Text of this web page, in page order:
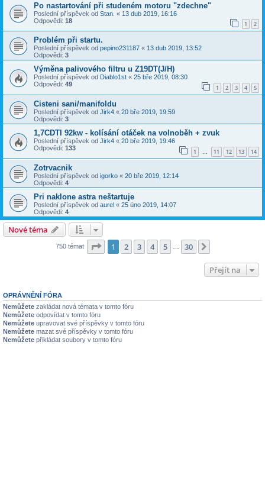
Po nastartování při studeném motoru "zdechne"
Poslední příspěvek od Stan. « 13 dub 2019, 16:16
Odpovědi: 18 1 2
Problém při startu.
Poslední příspěvek od pepino231187 « 13 dub 2019, 13:52
Odpovědi: 3
Výměna palivového filtru u Z19DT(J/H)
Poslední příspěvek od Diablo1st « 25 bře 2019, 08:30
Odpovědi: 49 1 2 3 4 5
Cisteni sani/manifoldu
Poslední příspěvek od Jirk4 « 20 bře 2019, 19:59
Odpovědi: 3
1,7CDTI 92kw - kolísání otáček na volnoběh + zvuk
Poslední příspěvek od Jirk4 « 20 bře 2019, 19:46
Odpovědi: 133 1 … 11 12 13 14
Zotrvacnik
Poslední příspěvek od igorko « 20 bře 2019, 12:14
Odpovědi: 4
Pri naklone astra neštartuje
Poslední příspěvek od aurel « 25 úno 2019, 14:07
Odpovědi: 4
Nové téma
750 témat Stránka z 30
1 2 3 4 5 30
Přejít na
OPRÁVNĚNÍ FÓRA
Nemůžete zakládat nová témata v tomto fóru
Nemůžete odpovídat v tomto fóru
Nemůžete upravovat své příspěvky v tomto fóru
Nemůžete mazat své příspěvky v tomto fóru
Nemůžete přikládat soubory v tomto fóru